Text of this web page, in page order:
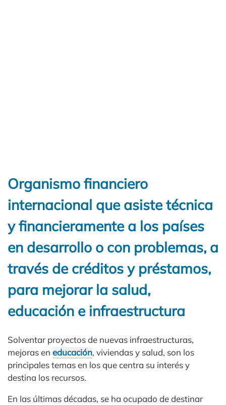
Organismo financiero
internacional que asiste técnica
y financieramente a los países
en desarrollo o con problemas, a
través de créditos y préstamos,
para mejorar la salud,
educación e infraestructura
Solventar proyectos de nuevas infraestructuras,
mejoras en educación, viviendas y salud, son los
principales temas en los que centra su interés y
destina los recursos.
En las últimas décadas, se ha ocupado de destinar